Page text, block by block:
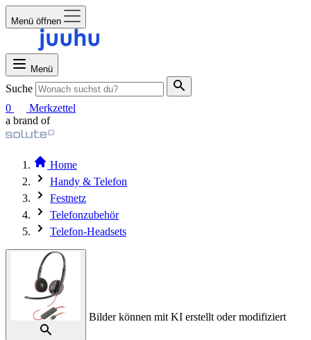
Menü öffnen
Menü
Suche
0
Merkzettel
a brand of
Home
Handy & Telefon
Festnetz
Telefonzubehör
Telefon-Headsets
Bilder können mit KI erstellt oder modifiziert